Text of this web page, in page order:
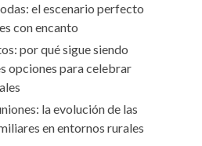
el escenario perfecto
con encanto
por qué sigue siendo
opciones para celebrar
la evolución de las
en entornos rurales